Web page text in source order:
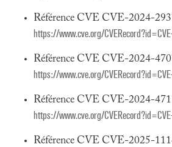
Référence CVE CVE-2024-
https://www.cve.org/
Référence CVE CVE-2024-
https://www.cve.org/
Référence CVE CVE-2024-
https://www.cve.org/
Référence CVE CVE-2025-